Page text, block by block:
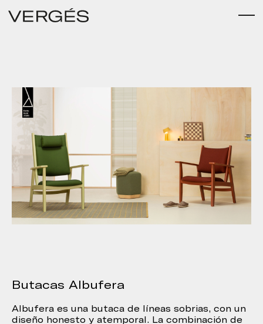
Butacas Albufera
Albufera es una butaca de líneas sobrias, con un
diseño honesto y atemporal. La combinación de